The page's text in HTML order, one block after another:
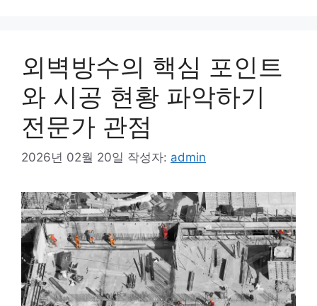
외벽방수의 핵심 포인트
와 시공 현황 파악하기
전문가 관점
2026년 02월 20일 작성자: admin